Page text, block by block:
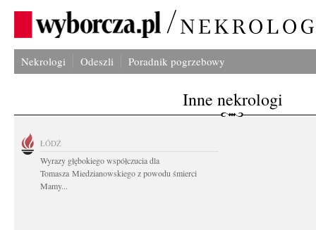
Nekrologi Odeszli Poradnik pogrzebowy
Inne nekrologi
ŁÓDŹ
Wyrazy głębokiego współczucia dla
Tomasza Miedzianowskiego z powodu śmierci
Mamy...